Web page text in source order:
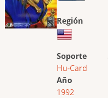
Región
Soporte
Hu-Card
Año
1992